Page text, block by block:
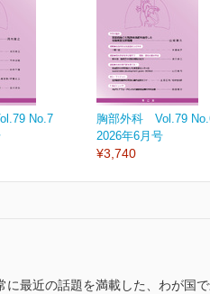
No.7
胸部外科 Vol.79
2026年6月号
¥3,740
に最近の話題を満載した、わが国